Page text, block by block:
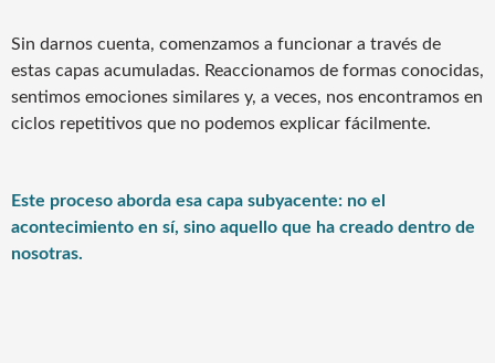
Sin darnos cuenta, comenzamos a funcionar a través de
estas capas acumuladas. Reaccionamos de formas conocidas,
sentimos emociones similares y, a veces, nos encontramos en
ciclos repetitivos que no podemos explicar fácilmente.
Este proceso aborda esa capa subyacente: no el
acontecimiento en sí, sino aquello que ha creado dentro de
nosotras.